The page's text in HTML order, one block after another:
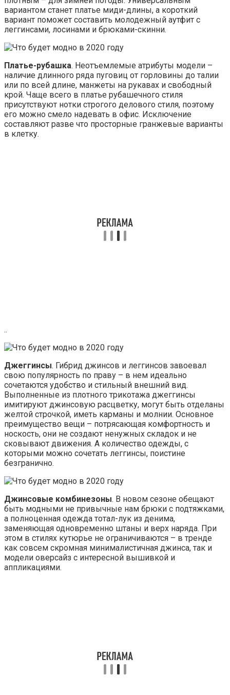
вариантом станет платье миди-длины, а короткий
вариант поможет составить молодежный аутфит с
леггинсами, лосинами и брюками-скинни.
Платье-рубашка. Неотъемлемые атрибуты модели –
наличие длинного ряда пуговиц от горловины до талии
или по всей длине, манжеты на рукавах и свободный
крой. Чаще всего в платье рубашечного стиля
присутствуют нотки строгого делового стиля, поэтому
его можно смело надевать в офис. Исключение
составляют разве что просторные гранжевые варианты
в клетку.
..
Джеггинсы. Гибрид джинсов и леггинсов завоевал
свою популярность по праву – в нем идеально
сочетаются удобство и стильный внешний вид.
Выполненные из плотного трикотажа джеггинсы
имитируют джинсовую расцветку, могут быть отделаны
желтой строчкой, иметь карманы и молнии. Основное
преимущество вещи – потрясающая комфортность и
носкость, они не создают ненужных складок и не
сковывают движения. А количество одежды, с
которыми можно сочетать леггинсы, поистине
безгранично.
Джинсовые комбинезоны. В новом сезоне обещают
быть модными не привычные нам брюки с подтяжками,
а полноценная одежда тотал-лук из денима,
заменяющая одновременно штаны и верх наряда. При
этом в стилях кутюрье не ограничиваются – в тренде
как совсем скромная минималистичная джинса, так и
модели оверсайз с интересной вышивкой и
аппликациями.